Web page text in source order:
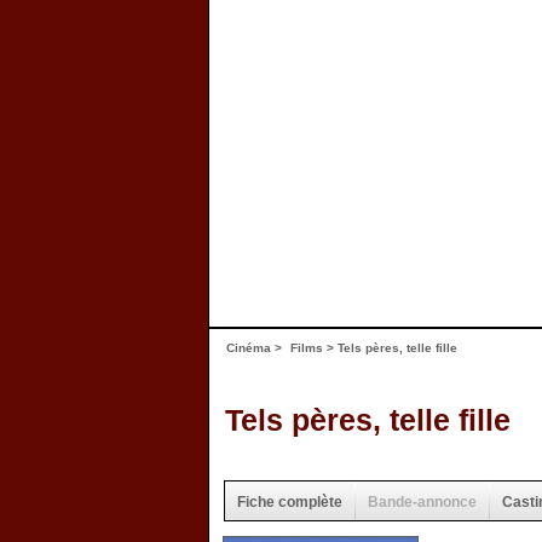
Cinéma > Films > Tels pères, telle fille
Tels pères, telle fille
Fiche complète Bande-annonce